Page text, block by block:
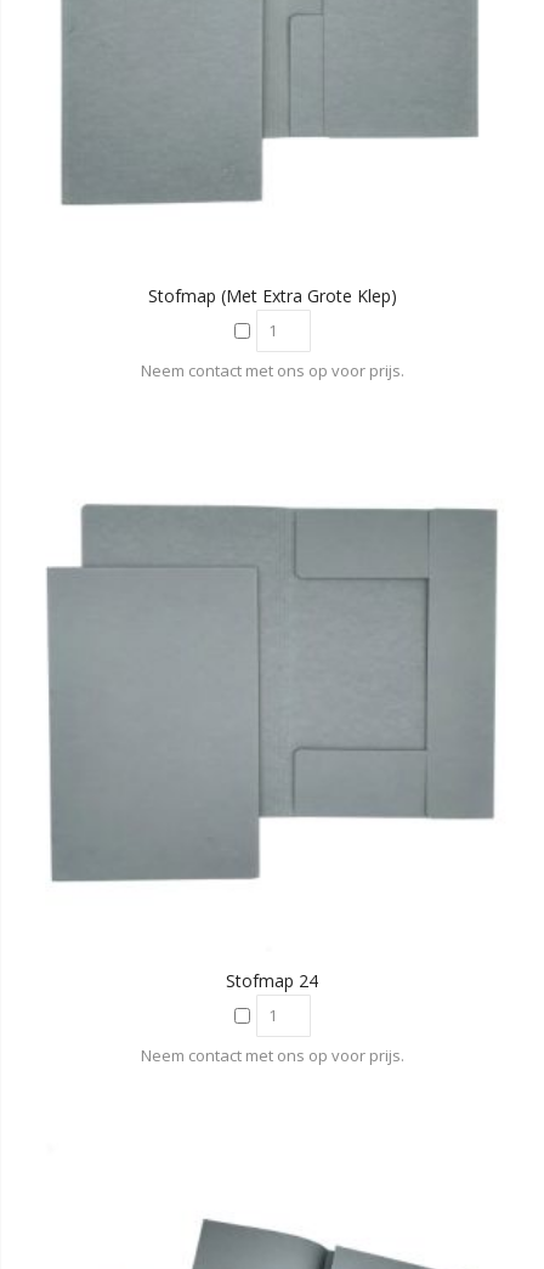
Stofmap (met Extra Grote Klep)
Neem contact met ons op voor prijs.
Stofmap 24
Neem contact met ons op voor prijs.